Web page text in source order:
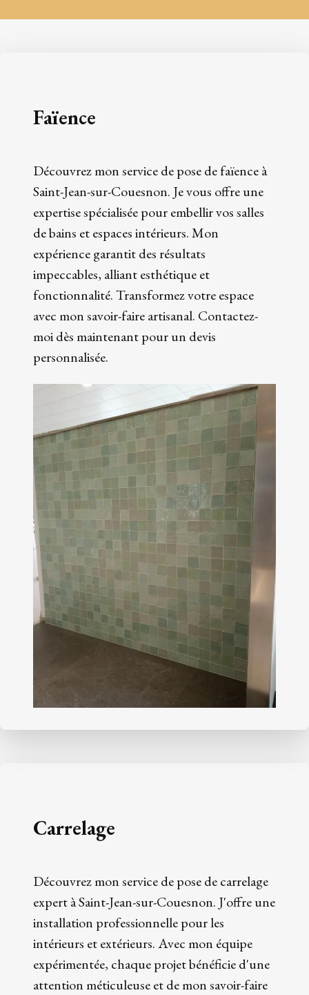
Faïence
Découvrez mon service de pose de faïence à
Saint-Jean-sur-Couesnon. Je vous offre une
expertise spécialisée pour embellir vos salles
de bains et espaces intérieurs. Mon
expérience garantit des résultats
impeccables, alliant esthétique et
fonctionnalité. Transformez votre espace
avec mon savoir-faire artisanal. Contactez-
moi dès maintenant pour un devis
personnalisée.
Carrelage
Découvrez mon service de pose de carrelage
expert à Saint-Jean-sur-Couesnon. J'offre une
installation professionnelle pour les
intérieurs et extérieurs. Avec mon équipe
expérimentée, chaque projet bénéficie d'une
attention méticuleuse et de mon savoir-faire